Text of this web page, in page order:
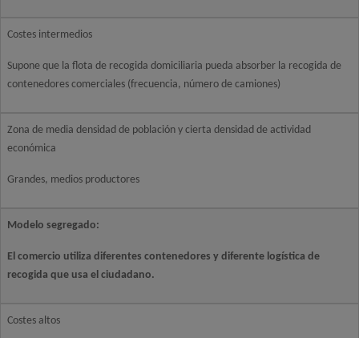
Costes intermedios
Supone que la flota de recogida domiciliaria pueda absorber la recogida de
contenedores comerciales (frecuencia, número de camiones)
Zona de media densidad de población y cierta densidad de actividad
económica
Grandes, medios productores
Modelo segregado:
El comercio utiliza diferentes contenedores y diferente logística de
recogida que usa el ciudadano.
Costes altos